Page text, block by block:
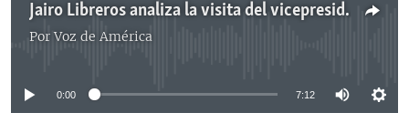
Jairo Libreros analiza la visita del vicepresidente Pence a Colombia
PorVoz de América
No media source currently available
0:00 7:12